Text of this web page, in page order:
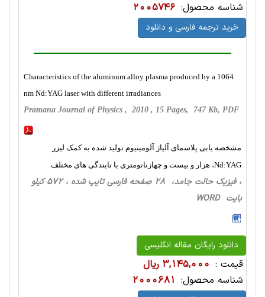
شناسه محصول: 2005746
خرید ترجمه فارسی و دانلود
Characteristics of the aluminum alloy plasma produced by a 1064
nm Nd:YAG laser with different irradiances
Pramana Journal of Physics , 2010 , 15 Pages, 747 Kb, PDF
مشخصه یابی پلاسمای آلیاژ آلومینیوم تولید شده به کمک لیزر
Nd:YAG، هزار و بیست و چهازنانومتری با تابندگی های مختلف
، فیزیک حالت‌ جامد، 28 صفحه فارسی تایپ شده ، 572 کیلو
بایت WORD
دانلود رایگان مقاله انگلیسی
قیمت : 3,145,000 ریال
شناسه محصول: 2000681